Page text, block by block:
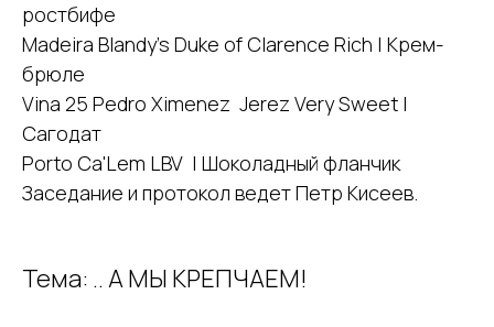
ростбифе
Madeira Blandy's Duke of Clarence Rich | Крем-
брюле
Vina 25 Pedro Ximenez Jerez Very Sweet |
Сагодат
Porto Ca'Lem LBV | Шоколадный фланчик
Заседание и протокол ведет Петр Кисеев.
Тема: .. А МЫ КРЕПЧАЕМ!